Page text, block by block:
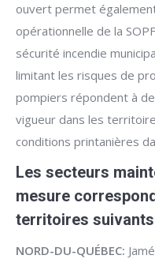
ouvert permet
opérationnelle de la
sécurité incendie
limitant les risques de
pompiers répondent à
vigueur dans les
conditions printanières
Les secteurs
mesure
territoires
NORD-DU-QUÉBEC: